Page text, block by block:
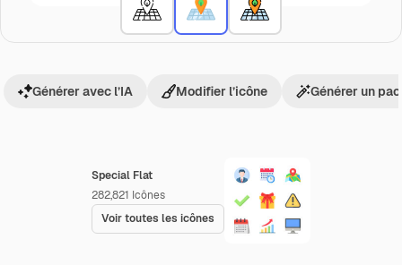
Special Flat
282,821 Icônes
Voir toutes les icônes
Générer avec l’IA Modifier l’icône Générer un